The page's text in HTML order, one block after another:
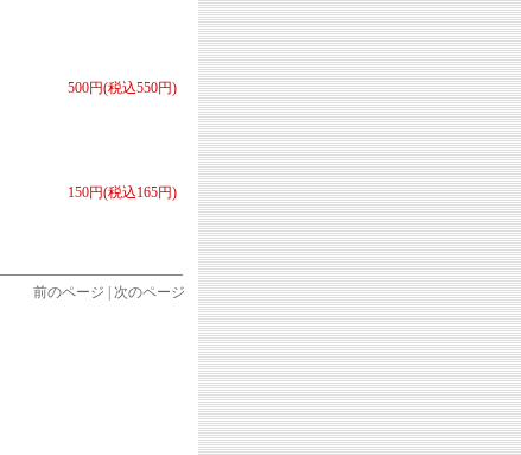
500円(税込550円)
150円(税込165円)
前のページ | 次のページ